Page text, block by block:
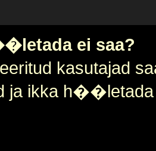
ei saa?
kasutajad
ja ikka h��letada